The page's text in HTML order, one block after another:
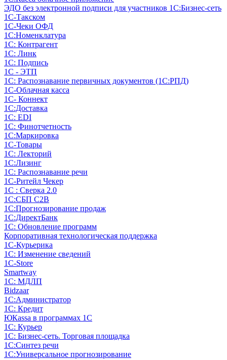
ЭДО без электронной подписи для участников 1С:Бизнес-сеть
1С-Такском
1С-Чеки ОФД
1С:Номенклатура
1С: Контрагент
1С: Линк
1С: Подпись
1С - ЭТП
1С: Распознавание первичных документов (1С:РПД)
1С-Облачная касса
1С- Коннект
1С:Доставка
1С: EDI
1С: Финотчетность
1С:Маркировка
1С-Товары
1С: Лекторий
1С:Лизинг
1С: Распознавание речи
1C-Ритейл Чекер
1С : Сверка 2.0
1С:СБП C2B
1С:Прогнозирование продаж
1С:ДиректБанк
1С: Обновление программ
Корпоративная технологическая поддержка
1С-Курьерика
1С: Изменение сведений
1C-Store
Smartway
1С: МДЛП
Bidzaar
1С:Администратор
1С: Кредит
ЮКаssа в программах 1С
1С: Курьер
1С: Бизнес-сеть. Торговая площадка
1С:Синтез речи
1С:Универсальное прогнозирование